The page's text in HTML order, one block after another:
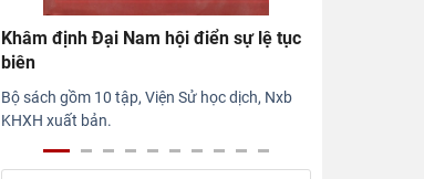
Khâm định Đại Nam hội điển sự lệ tục
biên
Bộ sách gồm 10 tập, Viện Sử học dịch, Nxb
KHXH xuất bản.